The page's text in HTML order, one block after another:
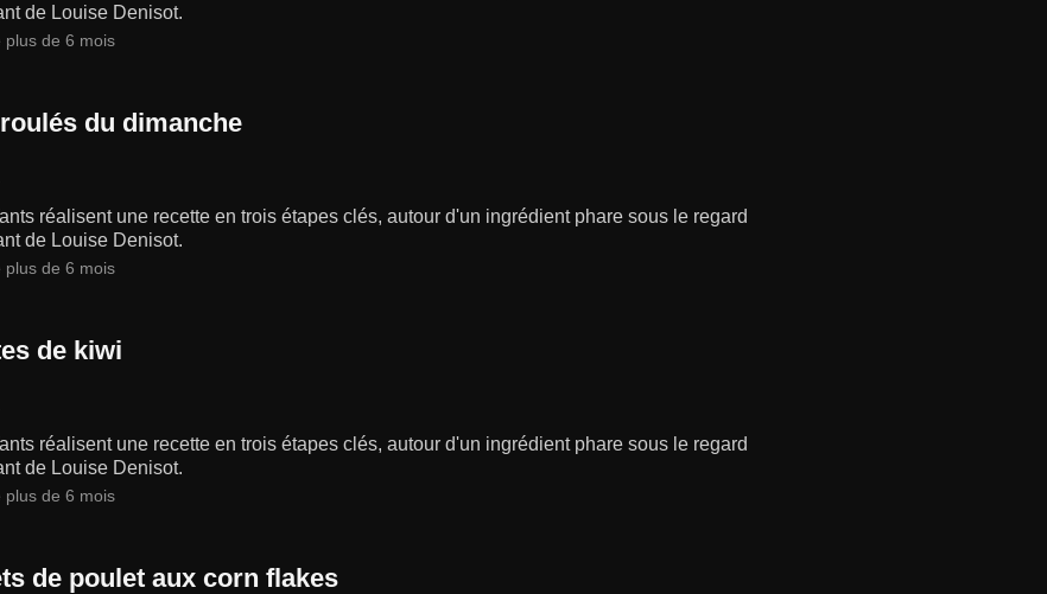
de Louise Denisot.
plus de 6 mois
du dimanche
réalisent une recette en trois étapes clés, autour d'un ingrédient phare sous le regard
de Louise Denisot.
plus de 6 mois
de kiwi
réalisent une recette en trois étapes clés, autour d'un ingrédient phare sous le regard
de Louise Denisot.
plus de 6 mois
de poulet aux corn flakes